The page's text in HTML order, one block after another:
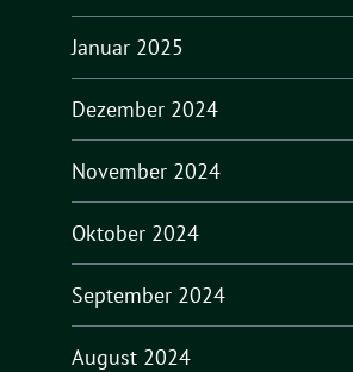
Januar 2025
Dezember 2024
November 2024
Oktober 2024
September 2024
August 2024